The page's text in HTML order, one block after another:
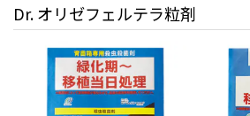
Dr. オリゼフェルテラ粒剤